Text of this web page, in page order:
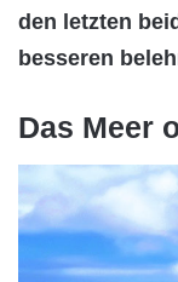
den letzten
besseren
Das Meer